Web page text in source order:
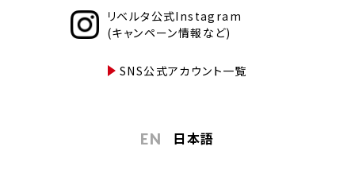
リベルタ公式Instagram
(キャンペーン情報など)
SNS公式アカウント一覧
EN 日本語